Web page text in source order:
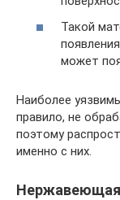
Такой
может
Наиболее
правило, не
поэтому
именно с них.